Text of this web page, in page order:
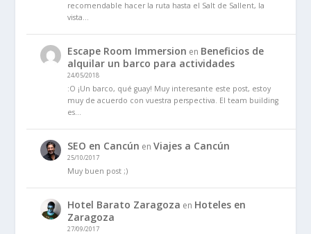
recomendable hacer la ruta hasta el Salt de Sallent, la
vista…
Escape Room Immersion en Beneficios de
alquilar un barco para actividades
24/05/2018
:O ¡Un barco, qué guay! Muy interesante este post, estoy
muy de acuerdo con vuestra perspectiva. El team building
es…
SEO en Cancún enViajes a Cancún
25/10/2017
Muy buen post ;)
Hotel Barato Zaragoza en Hoteles en
Zaragoza
27/09/2017